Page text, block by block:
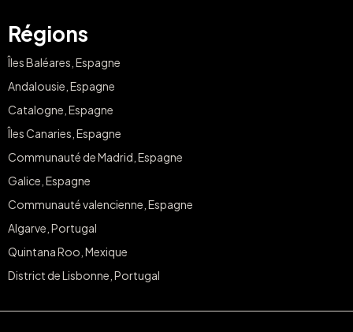
Régions
Îles Baléares, Espagne
Andalousie, Espagne
Catalogne, Espagne
Îles Canaries, Espagne
Communauté de Madrid, Espagne
Galice, Espagne
Communauté valencienne, Espagne
Algarve, Portugal
Quintana Roo, Mexique
District de Lisbonne, Portugal